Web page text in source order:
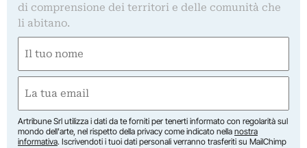
di comprensione dei territori e delle comunità che
li abitano.
(Required)
First
(Required)
Artribune Srl utilizza i dati da te forniti per tenerti informato con regolarità sul
mondo dell'arte, nel rispetto della privacy come indicato nella nostra
informativa. Iscrivendoti i tuoi dati personali verranno trasferiti su MailChimp